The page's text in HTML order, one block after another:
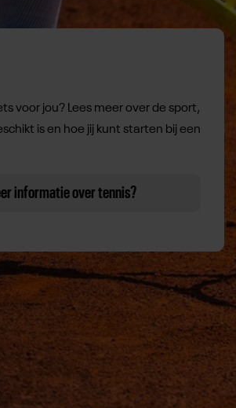
voor jou? Lees meer over de sport,
is en hoe jij kunt starten bij een
informatie over tennis?